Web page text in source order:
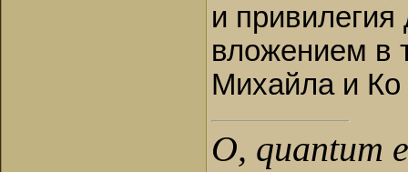
и
вложением в
Михайла и Ко
О, quantum